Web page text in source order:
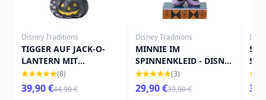
Disney Traditions
TIGGER AUF JACK-O-
LANTERN MIT
FLEDERMAUS - DISNEY
TRADITIONS
(8)
39,90 €44,90 €
Disney Traditions
MINNIE IM
SPINNENKLEID - DISNEY
TRADITIONS
(3)
29,90 €39,90 €